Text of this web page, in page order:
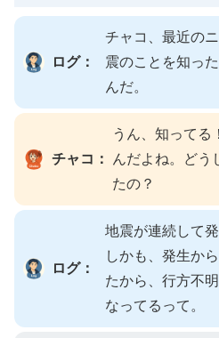
ログ：
チャコ、最近の
震のことを知っ
んだ。
チャコ：
うん、知ってる
んだよね。どう
たの？
ログ：
地震が連続して
しかも、発生か
たから、行方不
なってるって。